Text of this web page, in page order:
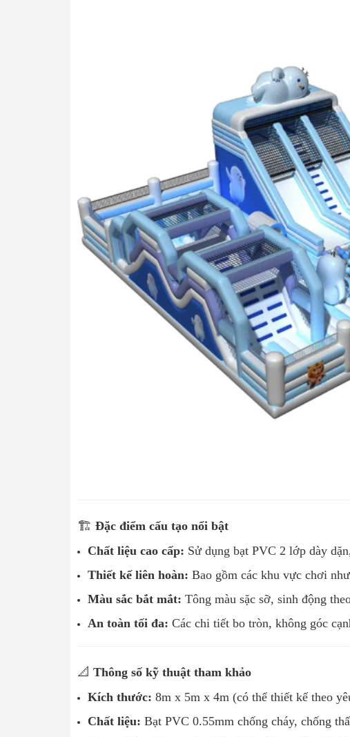
🏗️ Đặc điểm cấu tạo nổi bật
Chất liệu cao cấp: Sử dụng bạt PVC 2 lớp dày
Thiết kế liên hoàn: Bao gồm các khu vực chơi
Màu sắc bắt mắt: Tông màu sặc sỡ, sinh động
An toàn tối đa: Các chi tiết bo tròn, không góc
📐 Thông số kỹ thuật tham khảo
Kích thước: 8m x 5m x 4m (có thể thiết kế theo
Chất liệu: Bạt PVC 0.55mm chống cháy, chống